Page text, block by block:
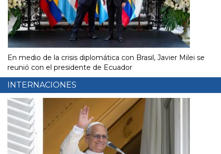
En medio de la crisis diplomática con Brasil, Javier Milei se
reunió con el presidente de Ecuador
INTERNACIONES